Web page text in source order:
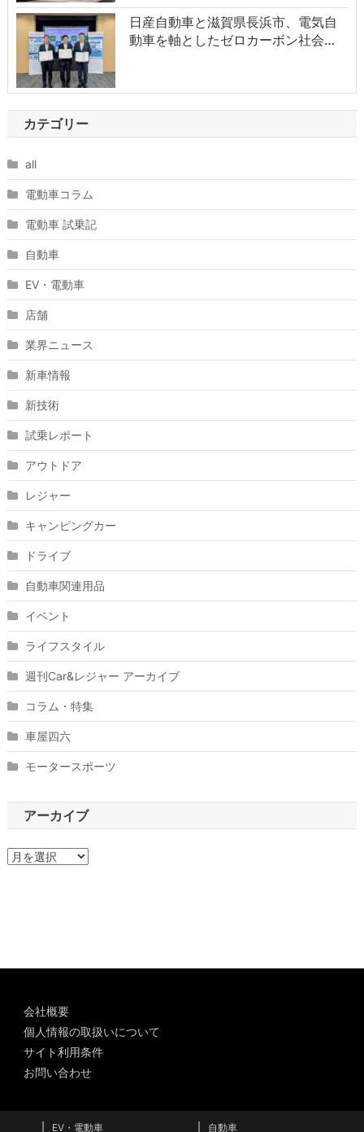
日産自動車と滋賀県長浜市、電気自
動車を軸としたゼロカーボン社会…
カテゴリー
all
電動車コラム
電動車 試乗記
自動車
EV・電動車
店舗
業界ニュース
新車情報
新技術
試乗レポート
アウトドア
レジャー
キャンピングカー
ドライブ
自動車関連用品
イベント
ライフスタイル
週刊Car&レジャー アーカイブ
コラム・特集
車屋四六
モータースポーツ
アーカイブ
ア
会社概要
個人情報の取扱いについて
サイト利用条件
お問い合わせ
EV・電動車 自動車